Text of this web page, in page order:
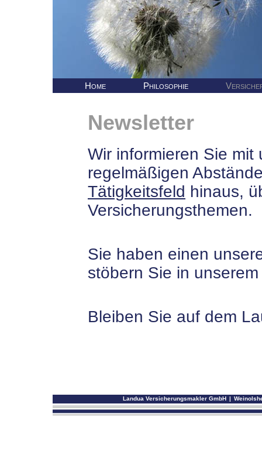
Home Philosophie
Newsletter
Wir informieren Sie mit
regelmäßigen
Tätigkeitsfeld hinaus,
Versicherungsthemen.
Sie haben einen
stöbern Sie in
Bleiben Sie auf dem
Landua Versicherungsmakler GmbH |